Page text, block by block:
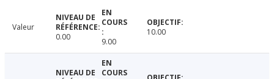
Valeur
0.00
9.00
10.00